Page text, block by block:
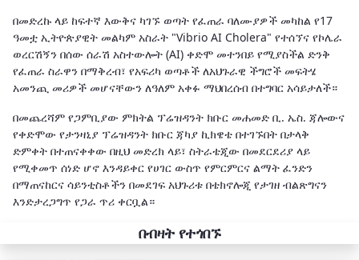
በመድረኩ ላይ ከፍተኛ እውቅና ካገኙ ወጣት የፈጠራ ባለሙያዎች መካከል የ17
ዓመቷ ኢትዮጵያዊት መልካም አስራት "Vibrio AI Cholera" የተሰኘና የኮሌራ
ወረርሽኝን በሰው ሰራሽ አስተውሎት (AI) ቀድሞ መተንበይ የሚያስችል ድንቅ
የፈጠራ ስራዋን በማቅረብ፣ የአፍሪካ ወጣቶች ለአህጉራዊ ችግሮች መፍትሄ
አመንጪ መሪዎች መሆናቸውን ለዓለም አቀፉ ማህበረሰብ በተግባር አሳይታለች።
በመጨረሻም የጋምቢያው ምክትል ፕሬዝዳንት ክቡር መሐመድ ቢ. ኤስ. ጃሎውና
የቀድሞው የታንዛኒያ ፕሬዝዳንት ክቡር ጃካያ ኪክዌቴ በተገኙበት በታላቅ
ድምቀት በተጠናቀቀው በዚህ መድረክ ላይ፣ ስትራቴጂው በመደርደሪያ ላይ
የሚቀመጥ ሰነድ ሆኖ እንዳይቀር የሀገር ውስጥ የምርምርና ልማት ፈንድን
በማጠናከርና ሳይንቲስቶችን በመደገፍ አህጉሪቱ በቴክኖሎጂ የታገዘ ብልጽግናን
እንድታረጋግጥ የጋራ ጥሪ ቀርቧል።
በብዛት የተጎበኙ